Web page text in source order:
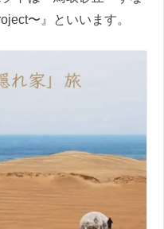
〜』といいます。